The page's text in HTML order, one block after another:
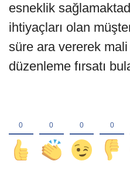
esneklik
ihtiyaçları olan
süre ara vererek mali
düzenleme fırsatı